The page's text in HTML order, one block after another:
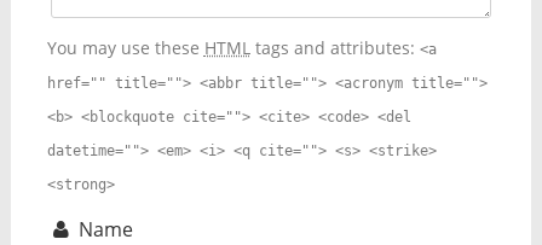
You may use these HTMLtags and attributes: <a
href="" title=""> <abbr title=""> <acronym title="">
<b> <blockquote cite=""> <cite> <code> <del
datetime=""> <em> <i> <q cite=""> <s> <strike>
<strong>
Name